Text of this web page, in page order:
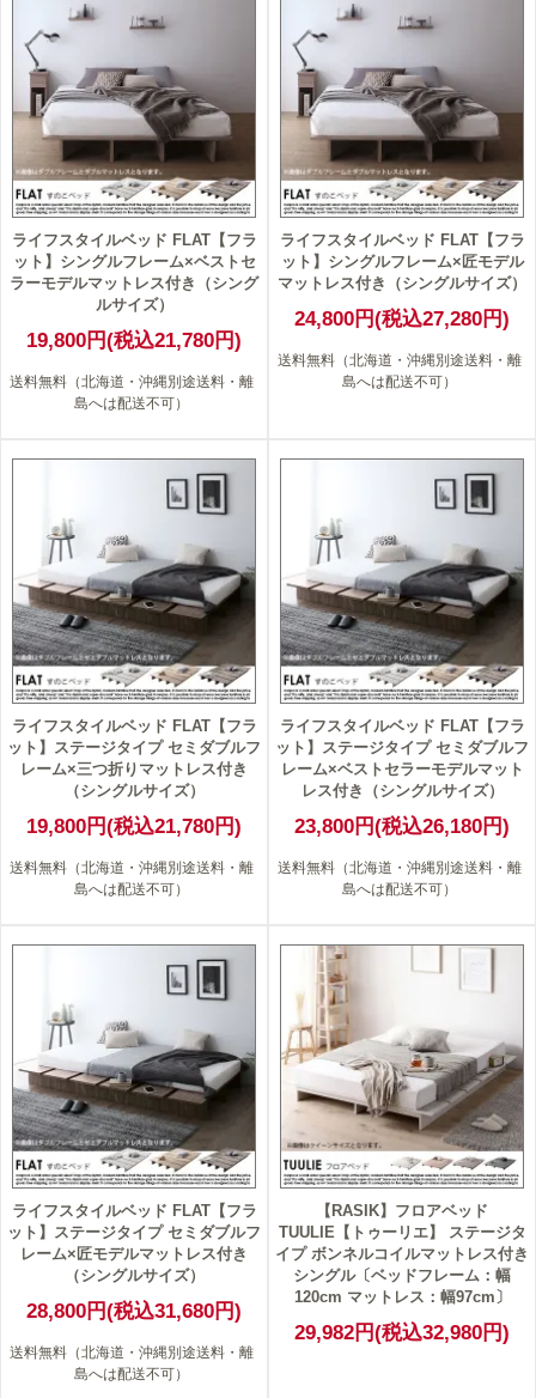
ライフスタイルベッド FLAT【フラ
ット】シングルフレーム×ベストセ
ラーモデルマットレス付き（シング
ルサイズ）
19,800円(税込21,780円)
送料無料（北海道・沖縄別途送料・離
島へは配送不可）
ライフスタイルベッド FLAT【フラ
ット】シングルフレーム×匠モデル
マットレス付き（シングルサイズ）
24,800円(税込27,280円)
送料無料（北海道・沖縄別途送料・離
島へは配送不可）
ライフスタイルベッド FLAT【フラ
ット】ステージタイプ セミダブルフ
レーム×三つ折りマットレス付き
（シングルサイズ）
19,800円(税込21,780円)
送料無料（北海道・沖縄別途送料・離
島へは配送不可）
ライフスタイルベッド FLAT【フラ
ット】ステージタイプ セミダブルフ
レーム×ベストセラーモデルマット
レス付き（シングルサイズ）
23,800円(税込26,180円)
送料無料（北海道・沖縄別途送料・離
島へは配送不可）
ライフスタイルベッド FLAT【フラ
ット】ステージタイプ セミダブルフ
レーム×匠モデルマットレス付き
（シングルサイズ）
28,800円(税込31,680円)
送料無料（北海道・沖縄別途送料・離
島へは配送不可）
【RASIK】フロアベッド
TUULIE【トゥーリエ】 ステージタ
イプ ボンネルコイルマットレス付き
シングル〔ベッドフレーム：幅
120cm マットレス：幅97cm〕
29,982円(税込32,980円)